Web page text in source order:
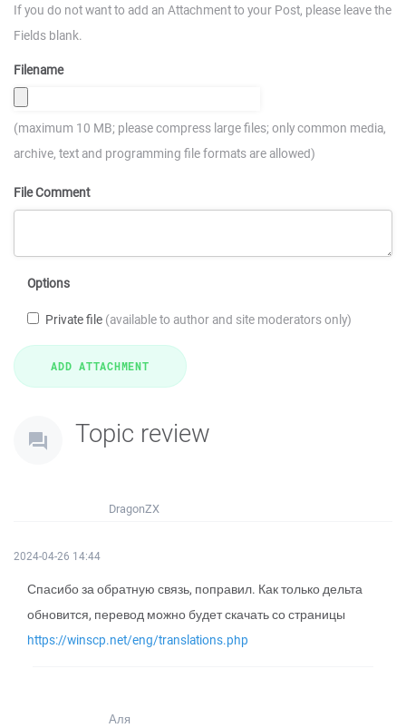
If you do not want to add an Attachment to your Post, please leave the
Fields blank.
Filename
(maximum 10 MB; please compress large files; only common media,
archive, text and programming file formats are allowed)
File Comment
Options
Private file (available to author and site moderators only)
Topic review
DragonZX
2024-04-26 14:44
Спасибо за обратную связь, поправил. Как только дельта
обновится, перевод можно будет скачать со страницы
https://winscp.net/eng/translations.php
Аля